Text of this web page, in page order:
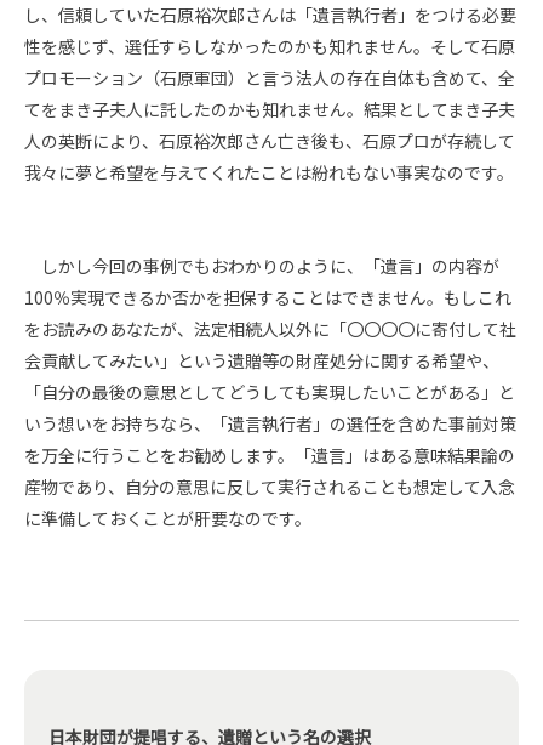
し、信頼していた石原裕次郎さんは「遺言執行者」をつける必要
性を感じず、選任すらしなかったのかも知れません。そして石原
プロモーション（石原軍団）と言う法人の存在自体も含めて、全
てをまき子夫人に託したのかも知れません。結果としてまき子夫
人の英断により、石原裕次郎さん亡き後も、石原プロが存続して
我々に夢と希望を与えてくれたことは紛れもない事実なのです。
しかし今回の事例でもおわかりのように、「遺言」の内容が
100％実現できるか否かを担保することはできません。もしこれ
をお読みのあなたが、法定相続人以外に「〇〇〇〇に寄付して社
会貢献してみたい」という遺贈等の財産処分に関する希望や、
「自分の最後の意思としてどうしても実現したいことがある」と
いう想いをお持ちなら、「遺言執行者」の選任を含めた事前対策
を万全に行うことをお勧めします。「遺言」はある意味結果論の
産物であり、自分の意思に反して実行されることも想定して入念
に準備しておくことが肝要なのです。
日本財団が提唱する、遺贈という名の選択